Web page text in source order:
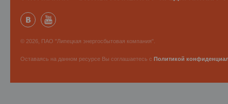
© 2026, ПАО "Липецкая энергосбытовая компания".
Оставаясь на данном ресурсе Вы соглашаетесь с Политикой